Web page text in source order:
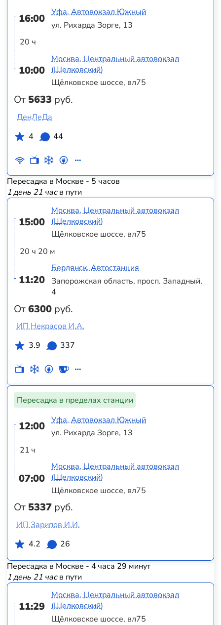
16:00
20 ч
10:00
От 5633 руб.
Уфа, Автовокзал Южный
ул. Рихарда Зорге, 13
Москва, Центральный автовокзал
(Щелковский)
Щёлковское шоссе, вл75
ДенЛеДа
4
44
Пересадка в Москве - 5 часов
1 день 21 часв пути
15:00
20 ч 20 м
11:20
От6300 руб.
Москва, Центральный автовокзал
(Щелковский)
Щёлковское шоссе, вл75
Бердянск, Автостанция
Запорожская область, просп. Западный,
4
ИП Некрасов И.А.
3.9
337
Пересадка в пределах станции
12:00
21 ч
07:00
От 5337 руб.
Уфа, Автовокзал Южный
ул. Рихарда Зорге, 13
Москва, Центральный автовокзал
(Щелковский)
Щёлковское шоссе, вл75
ИП Зарипов И.И.
4.2
26
Пересадка в Москве - 4 часа 29 минут
1 день 21 часв пути
11:29
Москва, Центральный автовокзал
(Щелковский)
Щёлковское шоссе, вл75